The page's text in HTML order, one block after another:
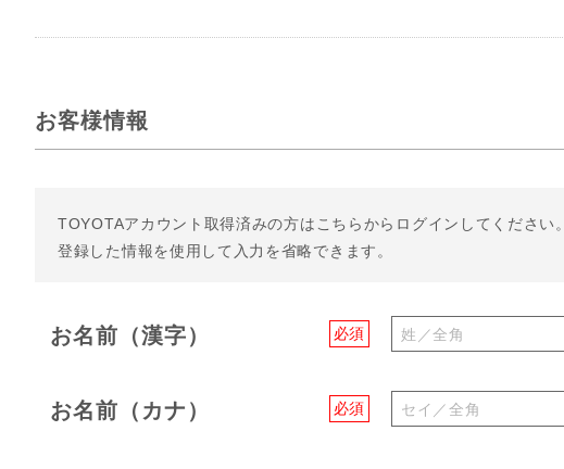
お客様情報
TOYOTAアカウント取得済みの方は こちらからログインしてください。
登録した情報を使用して入力を省略できます。
必須
お名前（漢字）
必須
お名前（カナ）